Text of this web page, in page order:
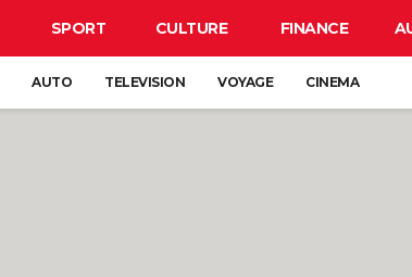
SPORT CULTURE FINANCE
AUTO TELEVISION VOYAGE CINEMA